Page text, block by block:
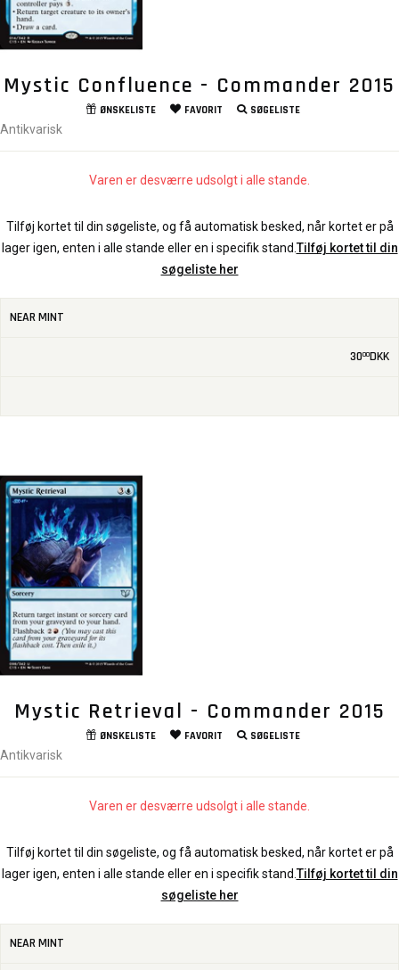
Mystic Confluence - Commander 2015
ØNSKELISTE FAVORIT SØGELISTE
Antikvarisk
Varen er desværre udsolgt i alle stande.
Tilføj kortet til din søgeliste, og få automatisk besked, når kortet er på
lager igen, enten i alle stande eller en i specifik stand.Tilføj kortet til din
søgeliste her
NEAR MINT
3000DKK
Mystic Retrieval - Commander 2015
ØNSKELISTE FAVORIT SØGELISTE
Antikvarisk
Varen er desværre udsolgt i alle stande.
Tilføj kortet til din søgeliste, og få automatisk besked, når kortet er på
lager igen, enten i alle stande eller en i specifik stand. Tilføj kortet til din
søgeliste her
NEAR MINT